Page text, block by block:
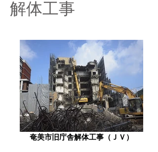
奄美市旧庁舎解体工事（ＪＶ）
​解体工事